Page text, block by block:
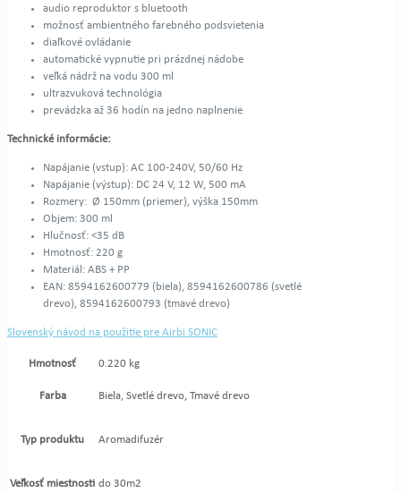
audio reproduktor s bluetooth
možnosť ambientného farebného podsvietenia
diaľkové ovládanie
automatické vypnutie pri prázdnej nádobe
veľká nádrž na vodu 300 ml
ultrazvuková technológia
prevádzka až 36 hodín na jedno naplnenie
Technické informácie:
Napájanie (vstup): AC 100-240V, 50/60 Hz
Napájanie (výstup): DC 24 V, 12 W, 500 mA
Rozmery: Ø 150mm (priemer), výška 150mm
Objem: 300 ml
Hlučnosť: <35 dB
Hmotnosť: 220 g
Materiál: ABS + PP
EAN: 8594162600779 (biela), 8594162600786 (svetlé
drevo), 8594162600793 (tmavé drevo)
Slovenský návod na použitie pre Airbi SONIC
Hmotnosť 0.220 kg
Farba Biela, Svetlé drevo, Tmavé drevo
Typ produktu Aromadifuzér
Veľkosť miestnosti do 30m2